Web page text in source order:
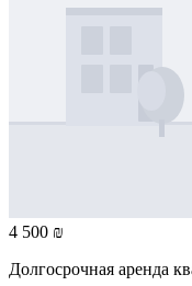
4 500 ₪
Долгосрочная аренда